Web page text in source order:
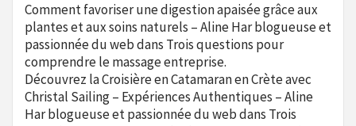
Comment favoriser une digestion apaisée grâce aux
plantes et aux soins naturels – Aline Har blogueuse et
passionnée du webdans Trois questions pour
comprendre le massage entreprise.
Découvrez la Croisière en Catamaran en Crète avec
Christal Sailing – Expériences Authentiques – Aline
Har blogueuse et passionnée du webdans Trois